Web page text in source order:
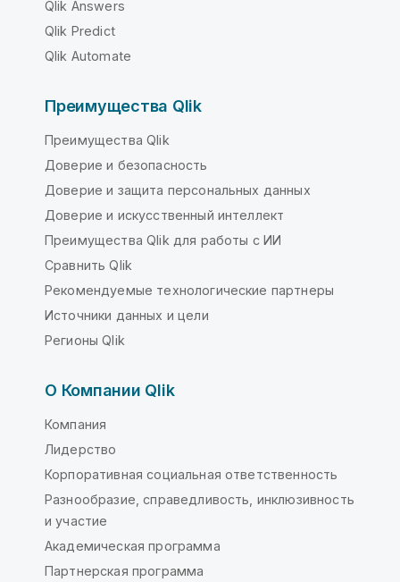
Qlik Answers
Qlik Predict
Qlik Automate
Преимущества Qlik
Преимущества Qlik
Доверие и безопасность
Доверие и защита персональных данных
Доверие и искусственный интеллект
Преимущества Qlik для работы с ИИ
Сравнить Qlik
Рекомендуемые технологические партнеры
Источники данных и цели
Регионы Qlik
О Компании Qlik
Компания
Лидерство
Корпоративная социальная ответственность
Разнообразие, справедливость, инклюзивность
и участие
Академическая программа
Партнерская программа